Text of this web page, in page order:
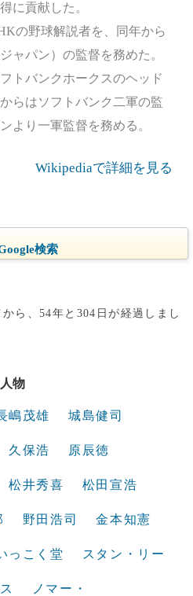
に貢献した。
の野球解説者を、同年から
ャパン）の監督を務めた。
トバンクホークスのヘッド
らはソフトバンク二軍の監
より一軍監督を務める。
Wikipediaで詳細を見る
検索
ら、54年と304日が経過しまし
物
嶋茂雄 城島健司
久保浩 原辰徳
松井秀喜 松田宣浩
野田浩司 金本知憲
っこく堂 スタン・リー
ノマー・